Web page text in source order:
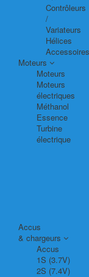
Contrôleurs
/
Variateurs
Hélices
Accessoires
Moteurs
Moteurs
Moteurs
électriques
Méthanol
Essence
Turbine
électrique
Accus
& chargeurs
Accus
1S (3.7V)
2S (7.4V)